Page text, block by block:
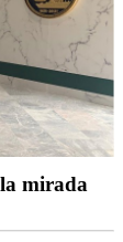
mirada